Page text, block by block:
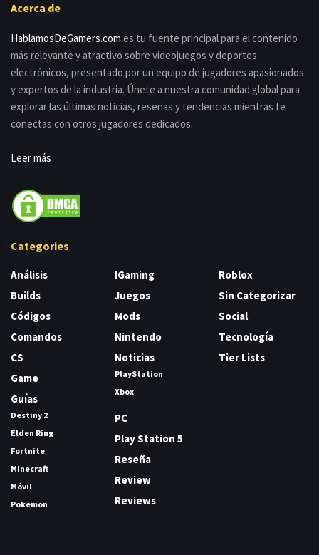
Acerca de
HablamosDeGamers.com es tu fuente principal para el contenido
más relevante y atractivo sobre videojuegos y deportes
electrónicos, presentado por un equipo de jugadores apasionados
y expertos de la industria. Únete a nuestra comunidad global para
explorar las últimas noticias, reseñas y tendencias mientras te
conectas con otros jugadores dedicados.
Leer más
Categories
Análisis
Builds
Códigos
Comandos
CS
Game
Guías
Destiny 2
Elden Ring
Fortnite
Minecraft
Móvil
Pokemon
IGaming
Juegos
Mods
Nintendo
Noticias
PlayStation
Xbox
PC
Play Station 5
Reseña
Review
Reviews
Roblox
Sin Categorizar
Social
Tecnología
Tier Lists